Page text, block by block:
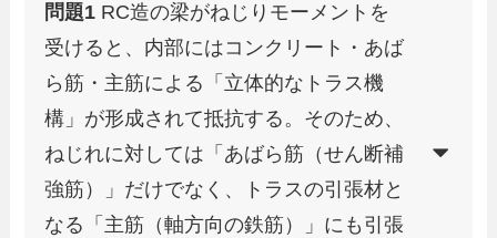
問題1 RC造の梁がねじりモーメントを
受けると、内部にはコンクリート・あば
ら筋・主筋による「立体的なトラス機
構」が形成されて抵抗する。そのため、
ねじれに対しては「あばら筋（せん断補
強筋）」だけでなく、トラスの引張材と
なる「主筋（軸方向の鉄筋）」にも引張